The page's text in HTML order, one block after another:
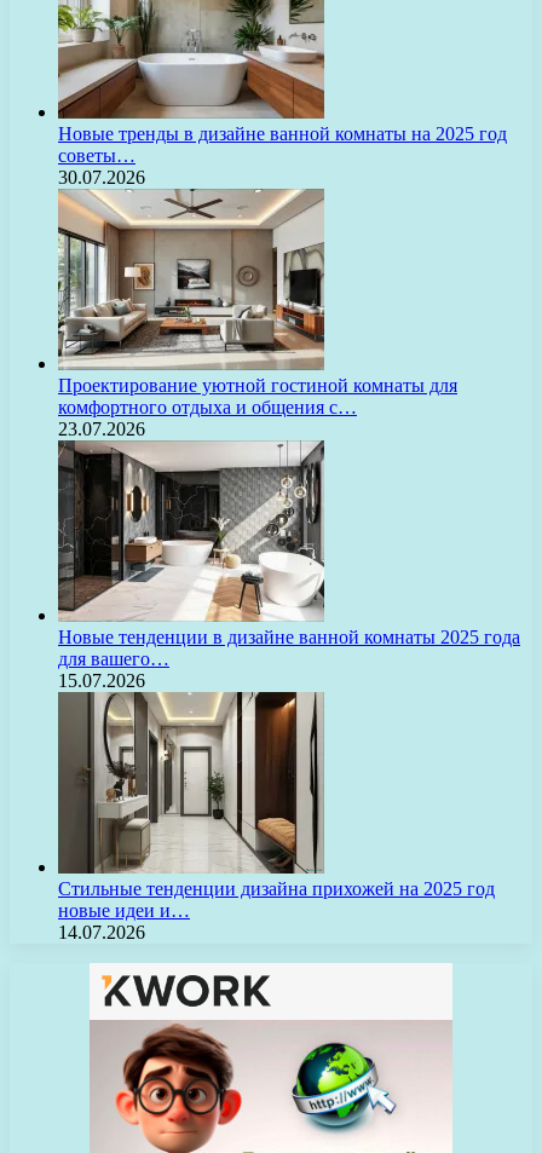
Новые тренды в дизайне ванной комнаты на 2025 год
советы…
30.07.2026
Проектирование уютной гостиной комнаты для
комфортного отдыха и общения с…
23.07.2026
Новые тенденции в дизайне ванной комнаты 2025 года
для вашего…
15.07.2026
Стильные тенденции дизайна прихожей на 2025 год
новые идеи и…
14.07.2026